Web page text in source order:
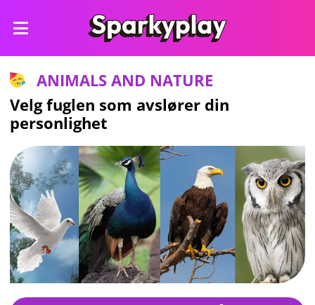
ANIMALS AND NATURE
Velg fuglen som avslører din
personlighet